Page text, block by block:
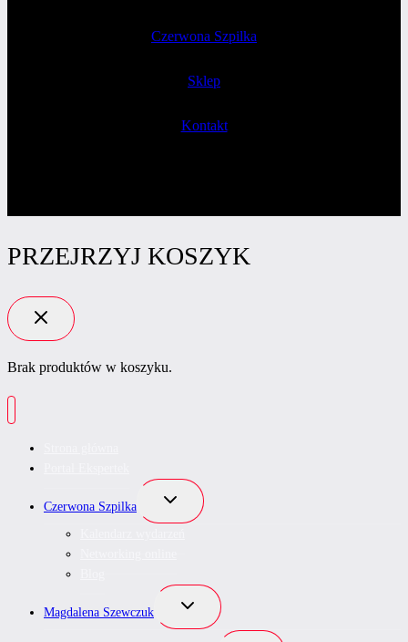
Czerwona Szpilka
Sklep
Kontakt
PRZEJRZYJ KOSZYK
Brak produktów w koszyku.
Czerwona Szpilka
Przełącz
menu
podrzędne
Magdalena Szewczuk
Przełącz
menu
podrzędne